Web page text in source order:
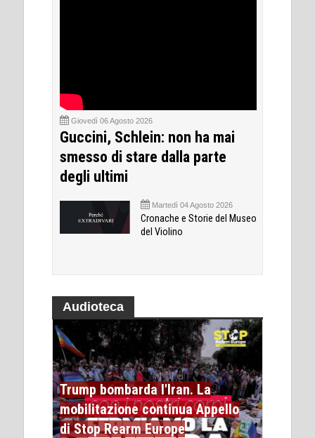
Giovedì 06 Agosto 2026
Guccini, Schlein: non ha mai
smesso di stare dalla parte
degli ultimi
Martedì 04 Agosto 2026
Cronache e Storie del Museo
del Violino
Audioteca
Trump bombarda l'Iran. La
mobilitazione continua Appello
di Stop Rearm Europe